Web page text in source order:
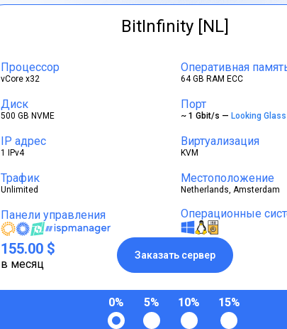
BitInfinity [NL]
Процессор
vCore x32
Оперативная
64 GB RAM ECC
Диск
500 GB NVME
Порт
~ 1 Gbit/s —Looking Glass
IP адрес
1 IPv4
Виртуализация
KVM
Трафик
Unlimited
Местоположение
Netherlands, Amsterdam
Панели управления Операционные
155.00 $
в месяц
Заказать сервер
0% 5% 10% 15%